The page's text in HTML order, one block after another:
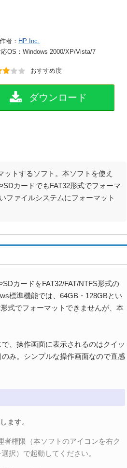
者： HP Inc.
OS：Windows 2000/XP/Vista/7
おすすめ度
ダウンロード
ットするソフト。本ソフトを使え
カードでもFAT32形式でフォーマ
ファイルシステムにフォーマット
カードをFAT32/FAT/NTFS形式の
標準機能では、64GB・128GBとい
式でフォーマットできませんが、本
、操作画面に表示されるのはクイッ
み。シンプルな操作画面なので直感
ます。
権限（本ソフトのアイコンを右ク
択）で起動してください。